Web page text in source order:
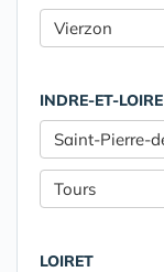
Vierzon
INDRE-ET-LOIRE
Saint-Pierre-
Tours
LOIRET